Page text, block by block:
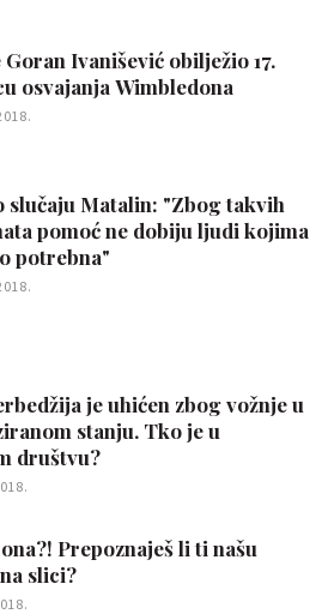
Ivanišević obilježio 17.
osvajanja Wimbledona
slučaju Matalin: "Zbog takvih
pomoć ne dobiju ljudi kojima
potrebna"
je uhićen zbog vožnje u
stanju. Tko je u
društvu?
Prepoznaješ li ti našu
slici?